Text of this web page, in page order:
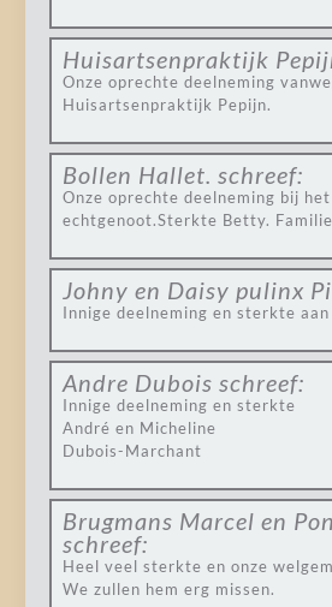
Huisartsenpraktijk
Onze oprechte deelneming
Huisartsenpraktijk Pepijn.
Bollen Hallet. schreef:
Onze oprechte deelneming bij
echtgenoot.Sterkte Betty. Familie
Johny en Daisy pulinx
Innige deelneming en sterkte
Andre Dubois schreef:
Innige deelneming en sterkte
André en Micheline
Dubois-Marchant
Brugmans Marcel en
schreef:
Heel veel sterkte en onze
We zullen hem erg missen.